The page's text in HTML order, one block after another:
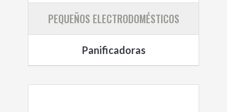
PEQUEÑOS ELECTRODOMÉSTICOS
Panificadoras